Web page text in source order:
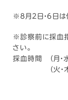
※8月2日・６日は
※診察前に採血
さい。
採血時間 （月・
（火・木・